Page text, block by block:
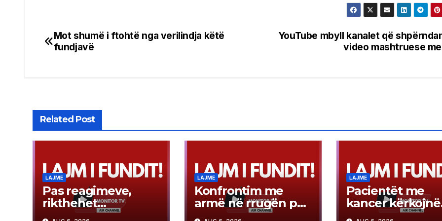
Post
YouTube mbyll kanalet që
video mashtruese me
Mot shumë i ftohtë nga verilindja këtë
fundjavë
Related Post
LAJME
Pas reagimeve,
rikthehet
mbishkrimi në
LAJME
Konfrontim me
armë në rrugën për
Krushopek: 25-
LAJME
Pacientët me
kancer kërkojnë
terapi, jo